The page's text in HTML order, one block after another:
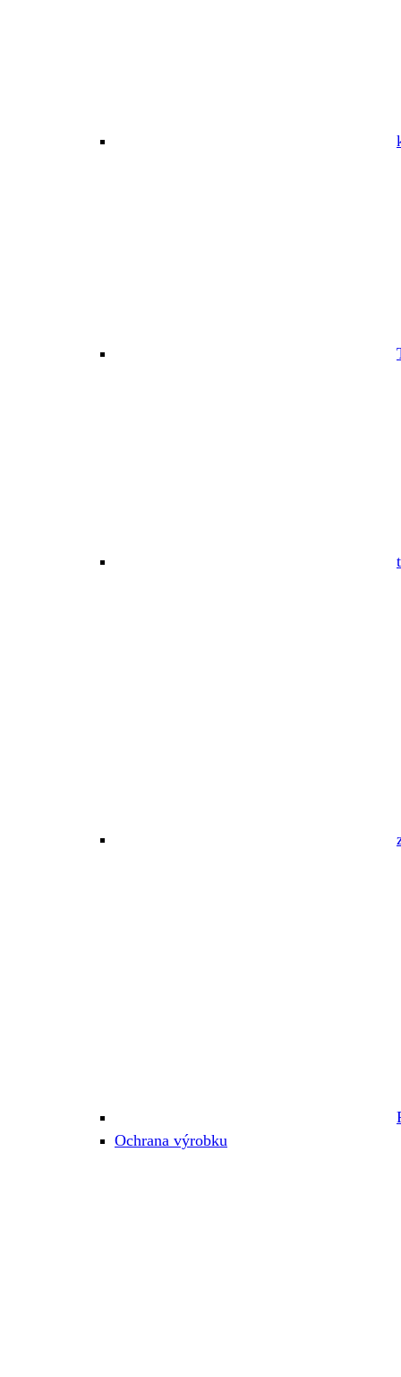
Ochrana výrobku